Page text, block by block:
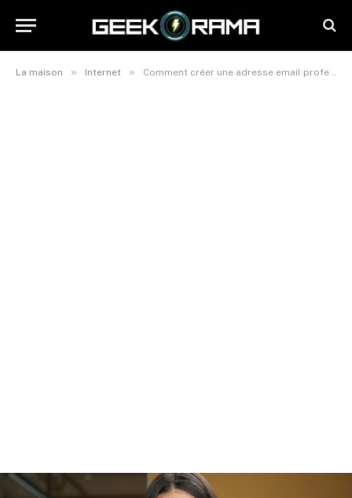
La maison » Internet » Comment créer une adresse email professionnelle gratuite : les étapes clés